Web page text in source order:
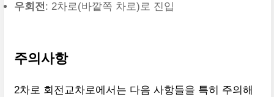
우회전: 2차로(바깥쪽 차로)로 진입
주의사항
2차로 회전교차로에서는 다음 사항들을 특히 주의해